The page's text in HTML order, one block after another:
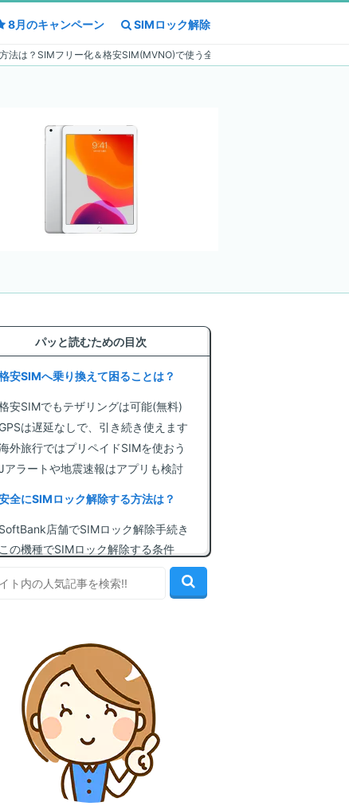
8月のキャンペーン SIMロック解除
は？SIMフリー化＆格安SIM(MVNO)で使う全手順
パッと読むための目次
安SIMへ乗り換えて困ることは？
安SIMでもテザリングは可能(無料)
GPSは遅延なしで、引き続き使えます
外旅行ではプリペイドSIMを使おう
アラートや地震速報はアプリも検討
全にSIMロック解除する方法は？
SoftBank店舗でSIMロック解除手続き
この機種でSIMロック解除する条件
自分でSIMロック解除する方法(無料)
格安SIMに契約してSIMカードを入手
1位: mineo(マイネオ) [顧客満足度1位]
2位: LINEMO(ラインモ) [LINE無制限]
8月のキャンペーン SIMロック解除